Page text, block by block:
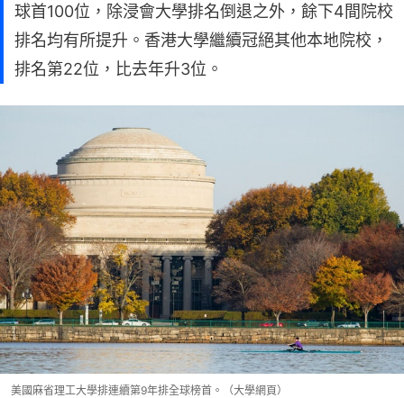
球首100位，除浸會大學排名倒退之外，餘下4間院校
排名均有所提升。香港大學繼續冠絕其他本地院校，
排名第22位，比去年升3位。
美國麻省理工大學排連續第9年排全球榜首。（大學網頁）